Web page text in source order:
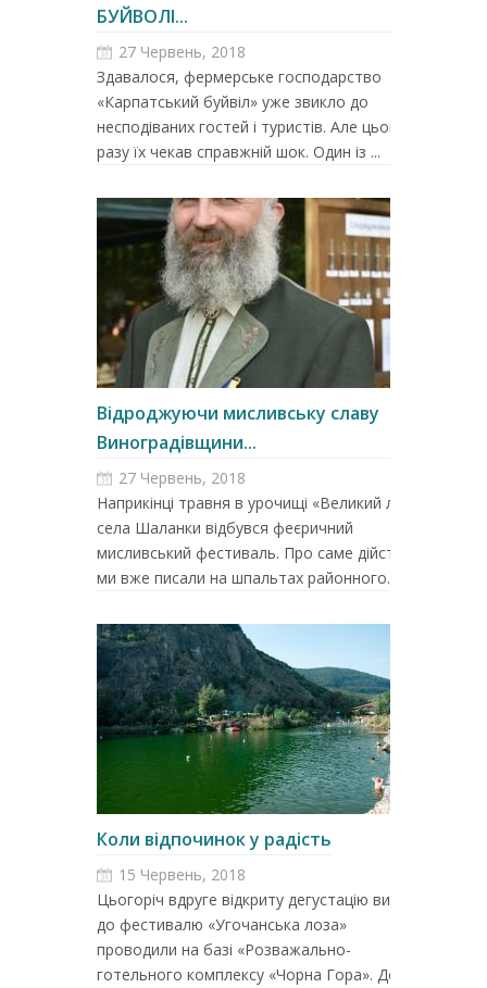
БУЙВОЛІ...
27 Червень, 2018
Здавалося, фермерське господарство
«Карпатський буйвіл» уже звикло до
несподіваних гостей і туристів. Але цього
разу їх чекав справжній шок. Один із ...
Відроджуючи мисливську славу
Виноградівщини...
27 Червень, 2018
Наприкінці травня в урочищі «Великий ліс»
села Шаланки відбувся феєричний
мисливський фестиваль. Про саме дійство
ми вже писали на шпальтах районного...
Коли відпочинок у радість
15 Червень, 2018
Цьогоріч вдруге відкриту дегустацію вина
до фестивалю «Угочанська лоза»
проводили на базі «Розважально-
готельного комплексу «Чорна Гора». Доки